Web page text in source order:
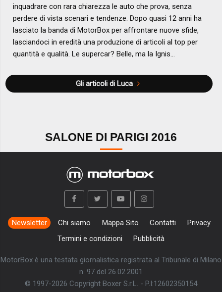
inquadrare con rara chiarezza le auto che prova, senza
perdere di vista scenari e tendenze. Dopo quasi 12 anni ha
lasciato la banda di MotorBox per affrontare nuove sfide,
lasciandoci in eredità una produzione di articoli al top per
quantità e qualità. Le supercar? Belle, ma la Ignis...
Gli articoli di Luca
SALONE DI PARIGI 2016
Newsletter Chi siamo Mappa Sito Contatti
Privacy
Termini e condizioni
Pubblicità
MotorBox è una testata giornalistica registrata al Tribunale di Milano
n. 97 del 26.02.2001
© 1997-2026 Copyright Boxer S.r.L. - P.I:12602350154